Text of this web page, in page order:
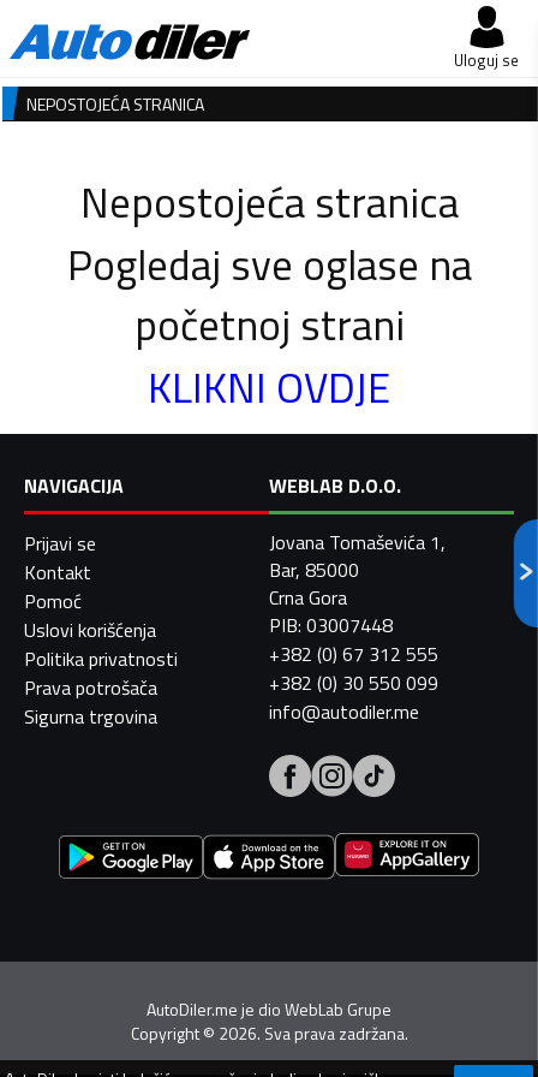
Uloguj se
NEPOSTOJEĆA STRANICA
Nepostojeća stranica
Pogledaj sve oglase na
početnoj strani
KLIKNI OVDJE
NAVIGACIJA
Prijavi se
Kontakt
Pomoć
Uslovi korišćenja
Politika privatnosti
Prava potrošača
Sigurna trgovina
WEBLAB D.O.O.
Jovana Tomaševića 1,
Bar, 85000
Crna Gora
PIB: 03007448
+382 (0) 67 312 555
+382 (0) 30 550 099
info@autodiler.me
AutoDiler.me je dioWebLab Grupe
Copyright© 2026. Sva prava zadržana.